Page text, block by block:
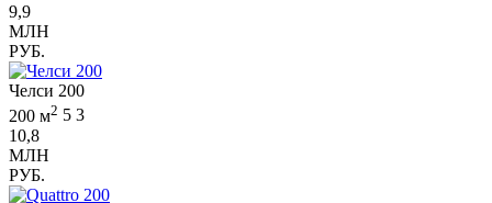
9,9
МЛН
РУБ.
Челси 200
200 м2 5 3
10,8
МЛН
РУБ.